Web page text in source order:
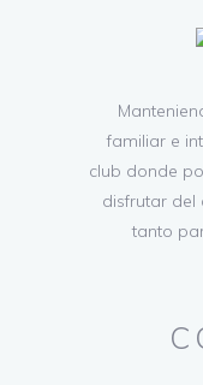
familiar e
club donde
disfrutar del
tanto